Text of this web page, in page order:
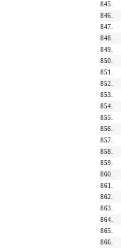
845.
846.
847.
848.
849.
850.
851.
852.
853.
854.
855.
856.
857.
858.
859.
860.
861.
862.
863.
864.
865.
866.